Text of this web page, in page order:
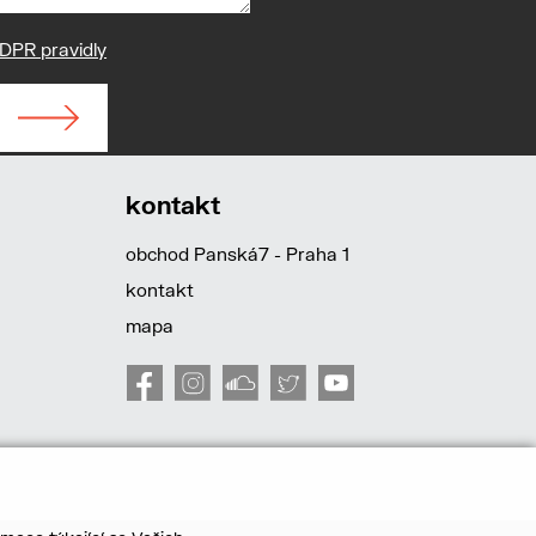
pravidly
kontakt
obchod Panská7 - Praha 1
kontakt
mapa